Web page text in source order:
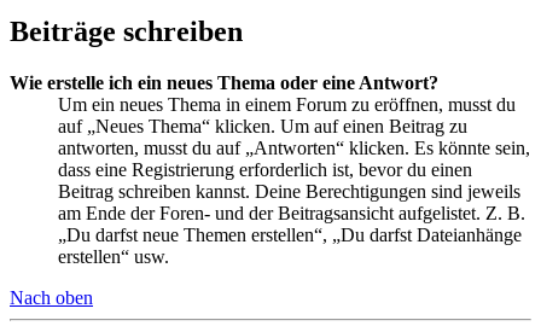
Beiträge schreiben
Wie erstelle ich ein neues Thema oder eine Antwort?
Um ein neues Thema in einem Forum zu eröffnen, musst du
auf „Neues Thema“ klicken. Um auf einen Beitrag zu
antworten, musst du auf „Antworten“ klicken. Es könnte sein,
dass eine Registrierung erforderlich ist, bevor du einen
Beitrag schreiben kannst. Deine Berechtigungen sind jeweils
am Ende der Foren- und der Beitragsansicht aufgelistet. Z. B.
„Du darfst neue Themen erstellen“, „Du darfst Dateianhänge
erstellen“ usw.
Nach oben